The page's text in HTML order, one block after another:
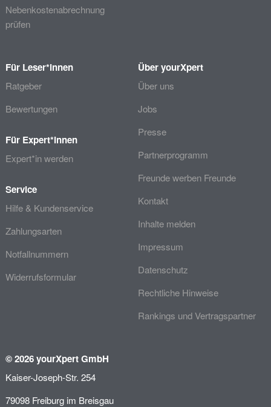
Nebenkostenabrechnung
prüfen
Für Leser*innen
Ratgeber
Bewertungen
Für Expert*innen
Expert*in werden
Service
Hilfe & Kundenservice
Zahlungsarten
Notfallnummern
Widerrufsformular
Über yourXpert
Über uns
Jobs
Presse
Partnerprogramm
Freunde werben Freunde
Kontakt
Inhalte melden
Impressum
Datenschutz
Rechtliche Hinweise
Rankings und Vertragspartner
© 2026 yourXpert GmbH
Kaiser-Joseph-Str. 254
79098 Freiburg im Breisgau